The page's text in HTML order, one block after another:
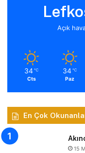
Açık
34 ℃
Cts
34 ℃
Paz
En Çok
15